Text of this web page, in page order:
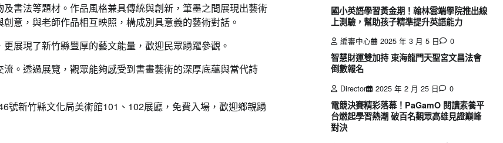
書法等題材。作品風格兼具傳統與創新，筆墨之間展現出藝術
意，與老師作品相互映照，構成別具意義的藝術對話。
展現了新竹縣豐厚的藝文能量，歡迎民眾踴躍參觀。
。透過展覽，觀眾能夠感受到書畫藝術的深厚底蘊與當代詩
號新竹縣文化局美術館101、102展廳，免費入場，歡迎鄉親踴
國小英語學習黃金期！翰林雲端學院推出線
上測驗，幫助孩子精準提升英語能力
編審中心 2025 年 3 月 5 日 0
智慧財運雙加持 東海龍門天聖宮文昌法會
倒數報名
Director 2025 年 2 月 25 日 0
電競決賽精彩落幕！PaGamO 閱讀素養平
台燃起學習熱潮 破百名觀眾高雄見證巔峰
對決